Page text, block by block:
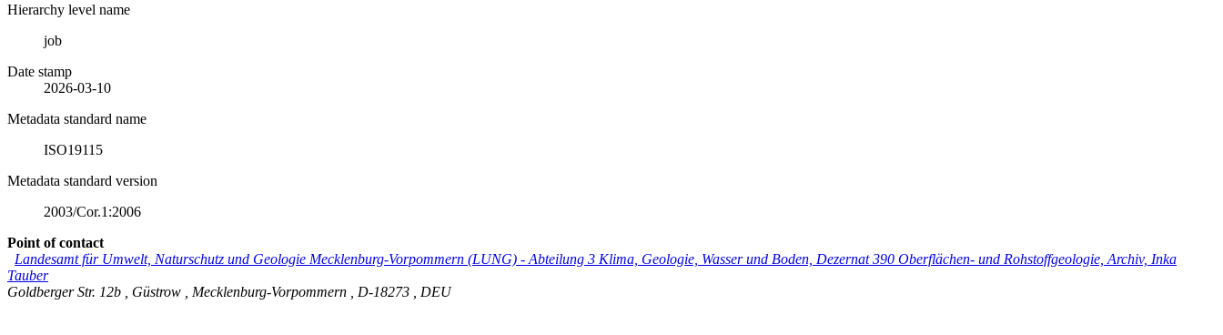
Hierarchy level name
job
Date stamp
2026-03-10
Metadata standard name
ISO19115
Metadata standard version
2003/Cor.1:2006
Point of contact
Landesamt für Umwelt, Naturschutz und Geologie Mecklenburg-Vorpommern (LUNG) - Abteilung 3 Klima, Geologie, Wasser und Boden, Dezernat 390 Oberflächen- und Rohstoffgeologie, Archiv, Inka
Tauber
Goldberger Str. 12b
Güstrow Mecklenburg-Vorpommern D-18273 DEU